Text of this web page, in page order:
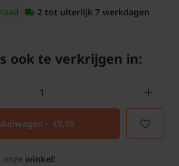
2 tot uiterlijk 7 werkdagen
ook te verkrijgen in:
- €9,95
onze winkel!